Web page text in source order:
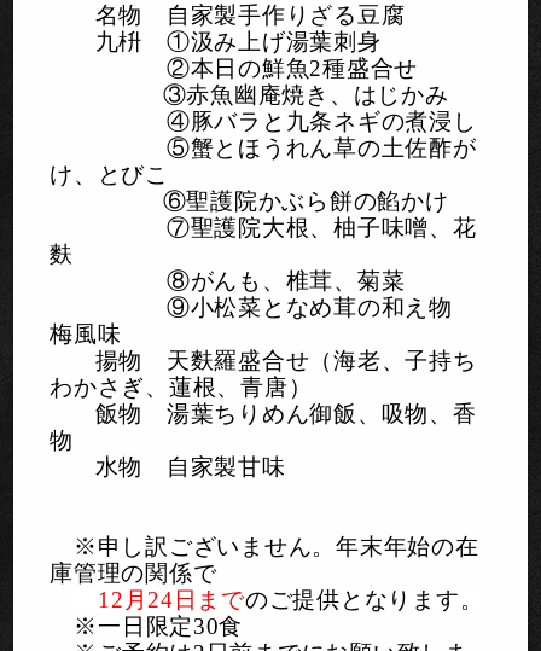
名物 自家製手作りざる豆腐
九枡 ①汲み上げ湯葉刺身
②本日の鮮魚2種盛合せ
③赤魚幽庵焼き、はじかみ
④豚バラと九条ネギの煮浸し
⑤蟹とほうれん草の土佐酢が
け、とびこ
⑥聖護院かぶら餅の餡かけ
⑦聖護院大根、柚子味噌、花
麩
⑧がんも、椎茸、菊菜
⑨小松菜となめ茸の和え物
梅風味
揚物 天麩羅盛合せ（海老、子持ち
わかさぎ、蓮根、青唐）
飯物 湯葉ちりめん御飯、吸物、香
物
水物 自家製甘味
※申し訳ございません。年末年始の在
庫管理の関係で
12 月24日までのご提供となります。
※一日限定30食